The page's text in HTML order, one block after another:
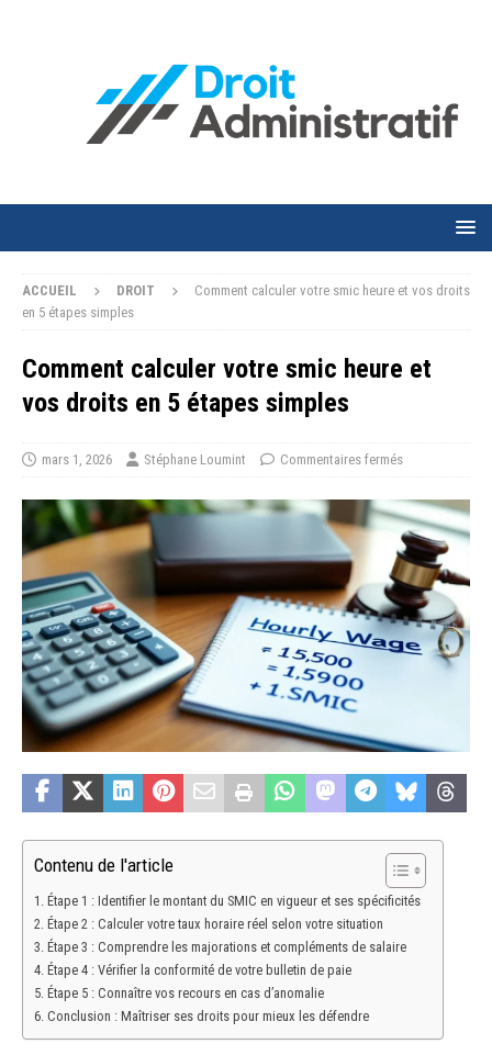
ACCUEIL DROIT
Comment calculer votre smic heure et vos droits
en 5 étapes simples
Comment calculer votre smic heure et
vos droits en 5 étapes simples
mars 1, 2026 Stéphane Loumint Commentaires fermés
Contenu de l'article
Étape 1 : Identifier le montant du SMIC en vigueur et ses spécificités
Étape 2 : Calculer votre taux horaire réel selon votre situation
Étape 3 : Comprendre les majorations et compléments de salaire
Étape 4 : Vérifier la conformité de votre bulletin de paie
Étape 5 : Connaître vos recours en cas d’anomalie
Conclusion : Maîtriser ses droits pour mieux les défendre